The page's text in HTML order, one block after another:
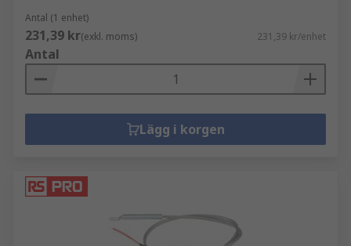
Antal (1 enhet)
231,39 kr(exkl. moms) 231,39 kr/enhet
Antal
Lägg i korgen